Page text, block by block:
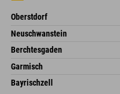
Oberstdorf
An der Breitach 3
87538 Fischen I. Allgäu
Germania
Neuschwanstein
An der Riese 45
87484 Nesselwang im Allgäu
Germania
Berchtesgaden
Hofreitstr. 7
83471 Schönau am Königssee
Germania
Garmisch
Frickenstraße 22
82490 Farchant
Bayrischzell